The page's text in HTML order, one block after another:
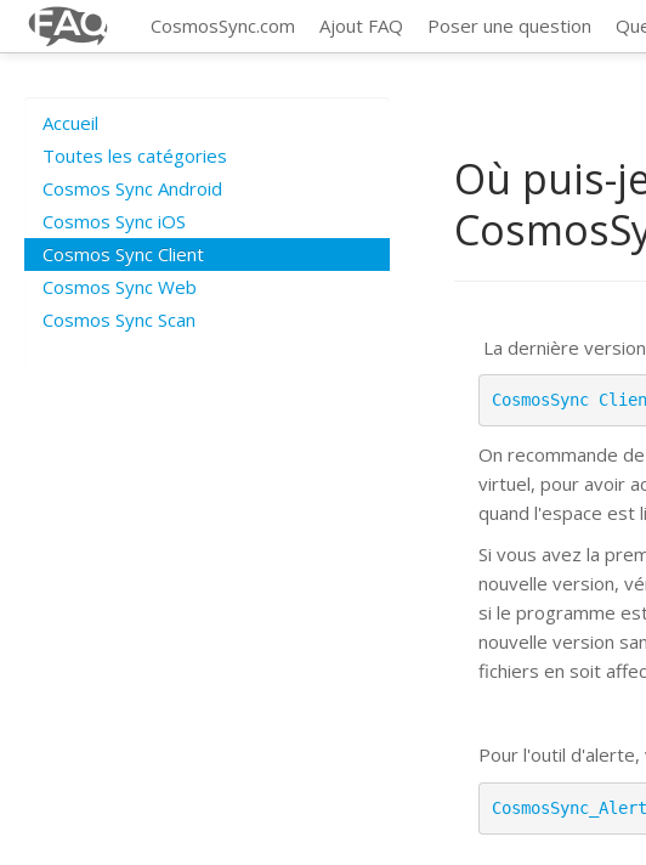
CosmosSync.com Ajout FAQ Poser une question
Accueil
Toutes les catégories
Cosmos Sync Android
Cosmos Sync iOS
Cosmos Sync Client
Cosmos Sync Web
Cosmos Sync Scan
Où puis-
La dernière
CosmosSync
On recommande
virtuel, pour avoir
quand l'espace est
Si vous avez la
nouvelle version,
si le programme
nouvelle version
fichiers en soit
Pour l'outil d'alerte,